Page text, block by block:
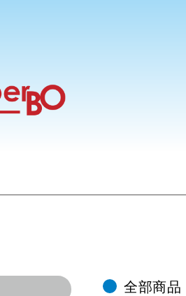
全部商品